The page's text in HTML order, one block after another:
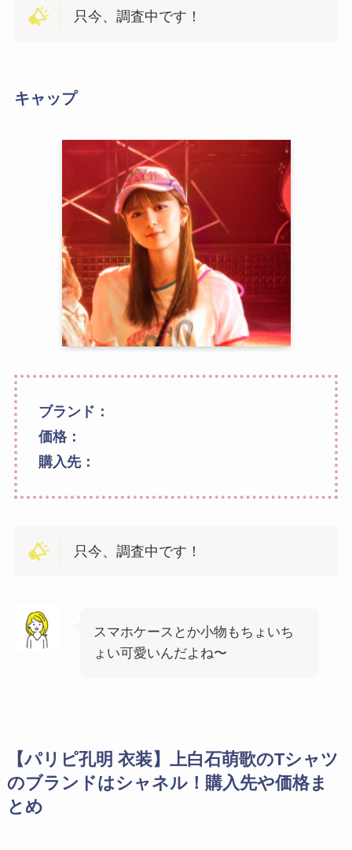
只今、調査中です！
キャップ
ブランド：
価格：
購入先：
只今、調査中です！
スマホケースとか小物もちょいち
ょい可愛いんだよね〜
【パリピ孔明 衣装】上白石萌歌のTシャツ
のブランドはシャネル！購入先や価格ま
とめ